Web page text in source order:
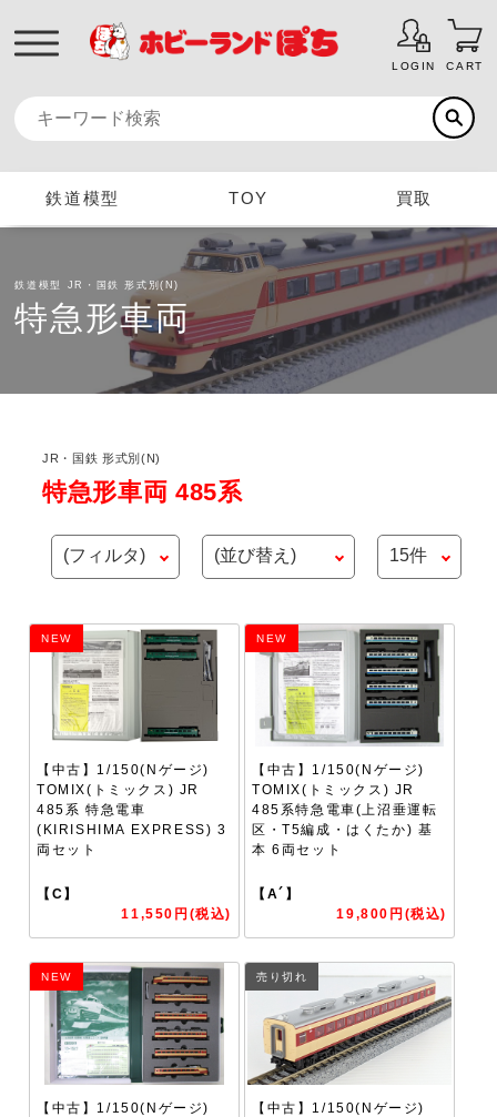
LOGIN CART
鉄道模型 TOY 買取
鉄道模型 JR・国鉄 形式別(N)
特急形車両
JR・国鉄 形式別(N)
特急形車両 485系
NEW
【中古】1/150(Nゲージ)
TOMIX(トミックス) JR
485系 特急電車
(KIRISHIMA EXPRESS) 3
両セット
【C】
11,550円(税込)
NEW
【中古】1/150(Nゲージ)
TOMIX(トミックス) JR
485系特急電車(上沼垂運転
区・T5編成・はくたか) 基
本 6両セット
【A´】
19,800円(税込)
NEW
【中古】1/150(Nゲージ)
売り切れ
【中古】1/150(Nゲージ)